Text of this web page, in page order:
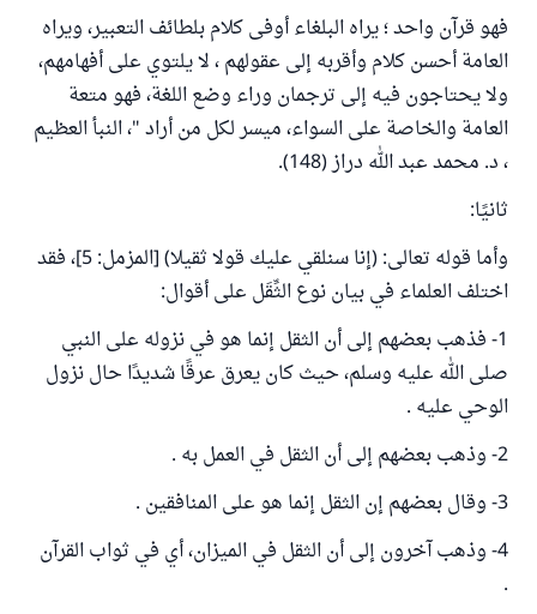
فهو قرآن واحد ؛ يراه البلغاء أوفى كلام بلطائف التعبير، ويراه
العامة أحسن كلام وأقربه إلى عقولهم ، لا يلتوي على أفهامهم،
ولا يحتاجون فيه إلى ترجمان وراء وضع اللغة، فهو متعة
العامة والخاصة على السواء، ميسر لكل من أراد "، النبأ العظيم
، د. محمد عبد الله دراز (148).
ثانيًا:
وأما قوله تعالى: (إنا سنلقي عليك قولا ثقيلا) [المزمل: 5]، فقد
اختلف العلماء في بيان نوع الثِّقَل على أقوال:
1- فذهب بعضهم إلى أن الثقل إنما هو في نزوله على النبي
صلى الله عليه وسلم، حيث كان يعرق عرقًا شديدًا حال نزول
الوحي عليه .
2- وذهب بعضهم إلى أن الثقل في العمل به .
3- وقال بعضهم إن الثقل إنما هو على المنافقين .
4- وذهب آخرون إلى أن الثقل في الميزان، أي في ثواب القرآن
.